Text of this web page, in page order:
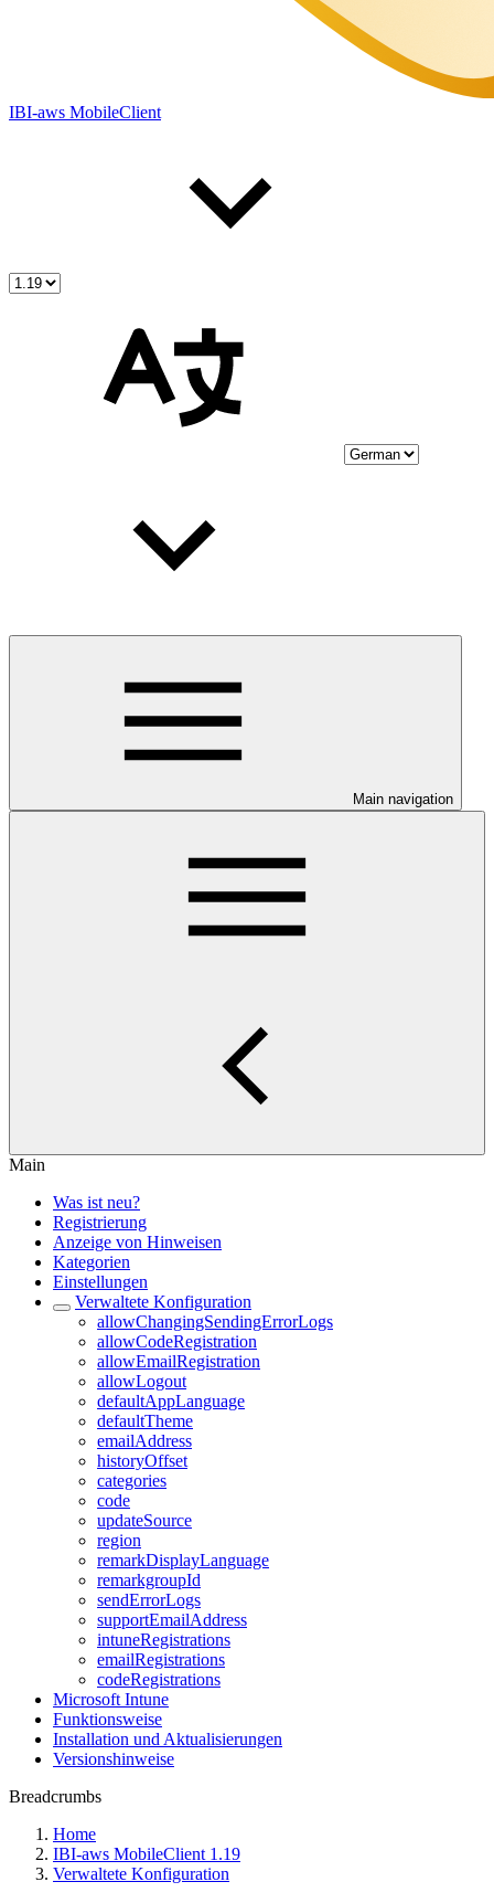
IBI-aws MobileClient
Main navigation
Main
Was ist neu?
Registrierung
Anzeige von Hinweisen
Kategorien
Einstellungen
Verwaltete Konfiguration
allowChangingSendingErrorLogs
allowCodeRegistration
allowEmailRegistration
allowLogout
defaultAppLanguage
defaultTheme
emailAddress
historyOffset
categories
code
updateSource
region
remarkDisplayLanguage
remarkgroupId
sendErrorLogs
supportEmailAddress
intuneRegistrations
emailRegistrations
codeRegistrations
Microsoft Intune
Funktionsweise
Installation und Aktualisierungen
Versionshinweise
Breadcrumbs
Home
IBI-aws MobileClient 1.19
Verwaltete Konfiguration